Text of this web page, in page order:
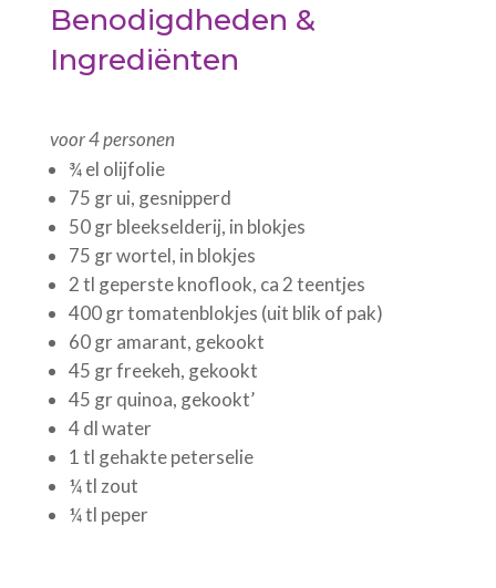
Benodigdheden &
Ingrediënten
voor 4 personen
¾ el olijfolie
75 gr ui, gesnipperd
50 gr bleekselderij, in blokjes
75 gr wortel, in blokjes
2 tl geperste knoflook, ca 2 teentjes
400 gr tomatenblokjes (uit blik of pak)
60 gr amarant, gekookt
45 gr freekeh, gekookt
45 gr quinoa, gekookt’
4 dl water
1 tl gehakte peterselie
¼ tl zout
¼ tl peper